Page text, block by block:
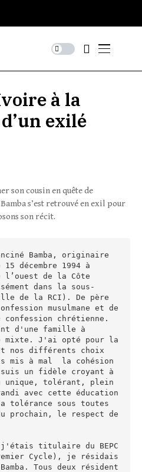
à la
exilé
son cousin en quête de
s’est retrouvé en exil pour
son récit.
décembre 1994 à
l’ouest de la Côte
dans la sous-
de la RCI). De père
musulmane et de
confession chrétienne.
d'une famille à
mixte. J'ai opté pour la
nos différents choix
mis à mal  la cohésion
un fidèle croyant à
unique, tolérant, plein
avec cette éducation
tolérance sous toutes
prochain, le respect de
Cycle), je résidais
Tous deux résident